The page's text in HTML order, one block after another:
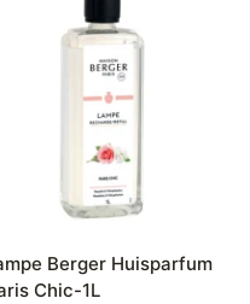
Berger Huisparfum
Chic-1L